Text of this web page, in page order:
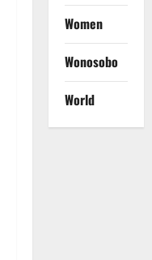
Women
Wonosobo
World